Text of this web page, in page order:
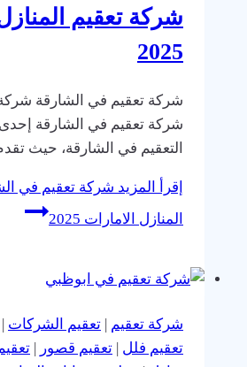
شركة تعقيم
2025
شركة تعقيم في الشارقة
شركة تعقيم في الشارقة
التعقيم في الشارقة، حيث
إقرأ المزيد شركة تعقيم في
المنازل الامارات 2025
شركة تعقيم | تعقيم الشركات |
تعقيم فلل | تعقيم قصور |